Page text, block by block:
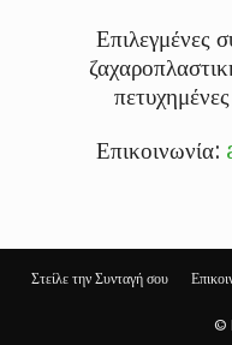
Επιλεγμένες
Επικοινωνία:
Στείλε την Συνταγή σου
©